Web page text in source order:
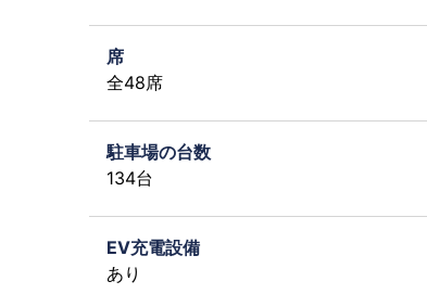
席
全48席
駐車場の台数
134台
EV充電設備
あり